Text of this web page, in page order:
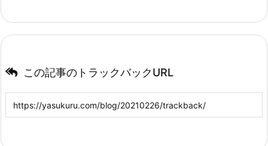
この記事のトラックバックURL